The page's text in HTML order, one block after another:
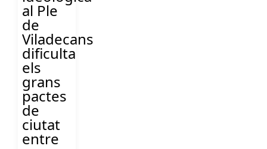
al Ple
de
Viladecans
dificulta
els
grans
pactes
de
ciutat
entre